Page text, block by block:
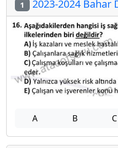
1 2023-2024 Bahar
A B C